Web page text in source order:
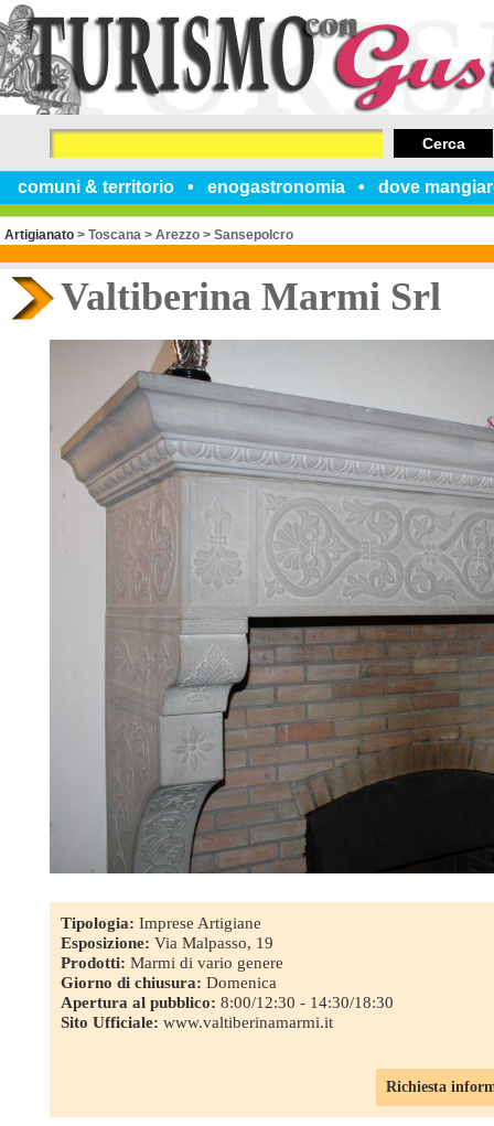
comuni & territorio enogastronomia dove
Cerca
Artigianato > Toscana > Arezzo > Sansepolcro
Valtiberina Marmi Srl
Tipologia: Imprese Artigiane
Esposizione: Via Malpasso, 19
Prodotti: Marmi di vario genere
Giorno di chiusura: Domenica
Apertura al pubblico: 8:00/12:30 - 14:30/18:30
Sito Ufficiale: www.valtiberinamarmi.it
Richiesta